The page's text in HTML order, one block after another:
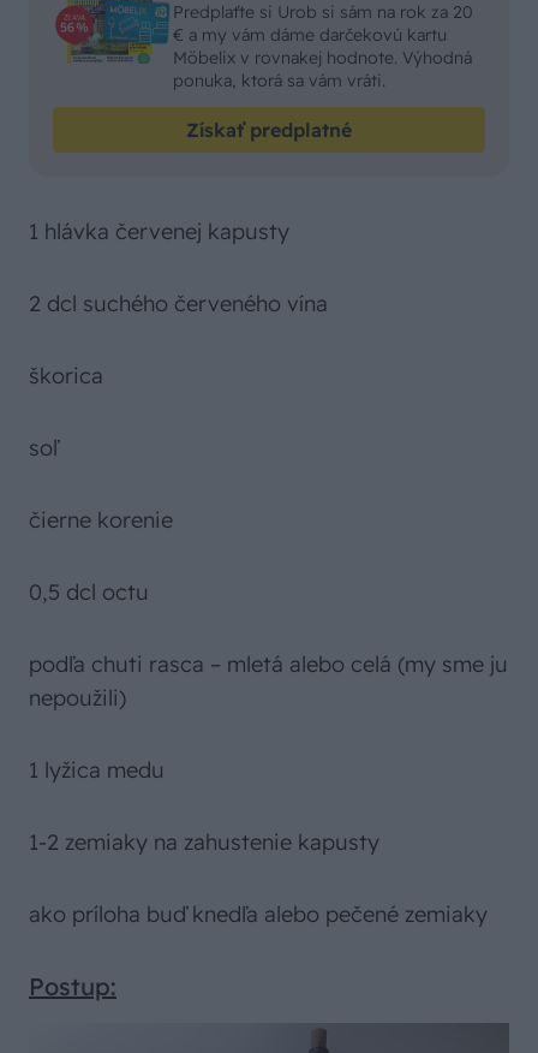
Predplaťte si Urob si sám na rok za 20
€ a my vám dáme darčekovú kartu
Möbelix v rovnakej hodnote. Výhodná
ponuka, ktorá sa vám vráti.
Získať predplatné
1 hlávka červenej kapusty
2 dcl suchého červeného vína
škorica
soľ
čierne korenie
0,5 dcl octu
podľa chuti rasca – mletá alebo celá (my sme ju
nepoužili)
1 lyžica medu
1-2 zemiaky na zahustenie kapusty
ako príloha buď knedľa alebo pečené zemiaky
Postup: